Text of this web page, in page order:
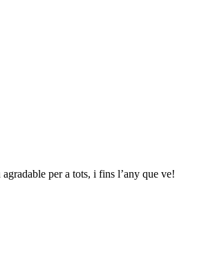
per a tots, i fins l’any que ve!